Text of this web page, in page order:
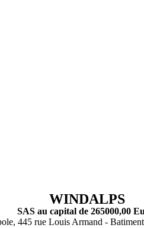
WINDALPS
SAS au capital de 265000,00
445 rue Louis Armand -